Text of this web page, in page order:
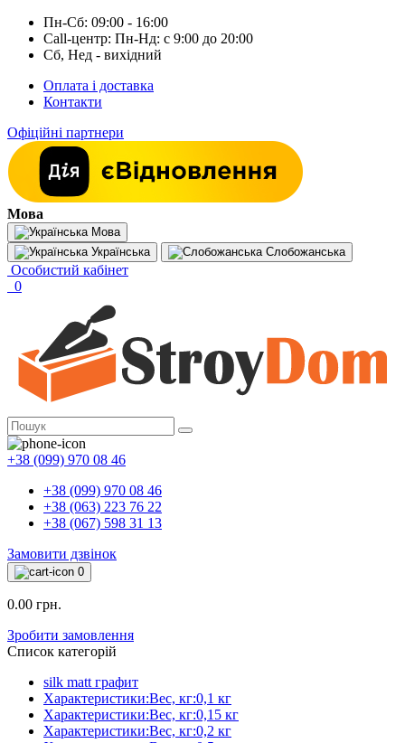
Пн-Сб: 09:00 - 16:00
Call-центр: Пн-Нд: с 9:00 до 20:00
Сб, Нед - вихідний
Оплата і доставка
Контакти
Офіційні партнери
Мова
Мова
Українська
Слобожанська
Особистий кабінет
0
+38 (099) 970 08 46
+38 (099) 970 08 46
+38 (063) 223 76 22
+38 (067) 598 31 13
Замовити дзвінок
0
0.00 грн.
Зробити замовлення
Список категорій
silk matt графит
Характеристики:Вес, кг:0,1 кг
Характеристики:Вес, кг:0,15 кг
Характеристики:Вес, кг:0,2 кг